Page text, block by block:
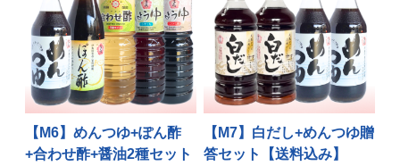
【M6】めんつゆ+ぽん酢
+合わせ酢+醤油2種セット
【M7】白だし+めんつゆ贈
答セット【送料込み】